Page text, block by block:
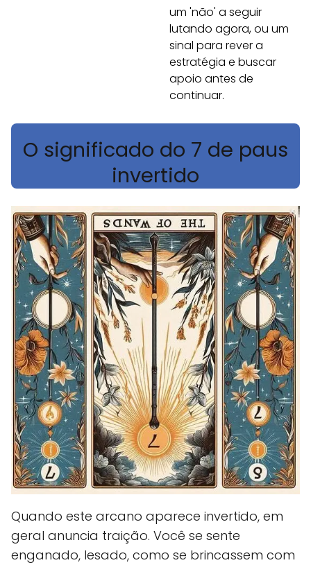
um 'não' a seguir
lutando agora, ou um
sinal para rever a
estratégia e buscar
apoio antes de
continuar.
O significado do 7 de paus
invertido
Quando este arcano aparece invertido, em
geral anuncia traição. Você se sente
enganado, lesado, como se brincassem com